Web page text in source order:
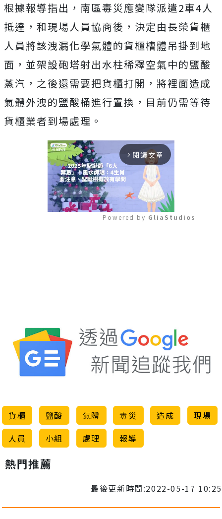
根據報導指出，南區毒災應變隊派遣2車4人
抵達，和現場人員協商後，決定由長榮貨櫃
人員將該洩漏化學氣體的貨櫃槽體吊掛到地
面，並架設砲塔射出水柱稀釋空氣中的鹽酸
蒸汽，之後還需要把貨櫃打開，將裡面造成
氣體外洩的鹽酸桶進行置換，目前仍需等待
貨櫃業者到場處理。
arrow_forward_ios 閱讀文章
Powered by GliaStudios
貨櫃 鹽酸 氣體 毒災 造成
現場
人員
小組 處理 報導
熱門推薦
最後更新時間:2022-05-17 10:25